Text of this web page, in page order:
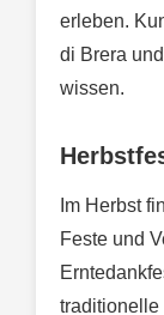
erleben.
di Brera
wissen.
Im Herbst
Feste und
traditionelle